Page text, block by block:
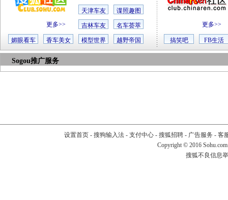
更多>>
天津车友 谍照趣图
吉林车友 名车荟萃
媚眼看车 香车美女 模型世界 越野帝国
更多>>
搞笑吧 FB生活
Sogou推广服务
设置首页- 搜狗输入法- 支付中心- 搜狐招聘- 广告服务 - 客
Copyright © 2016
搜狐不良信息